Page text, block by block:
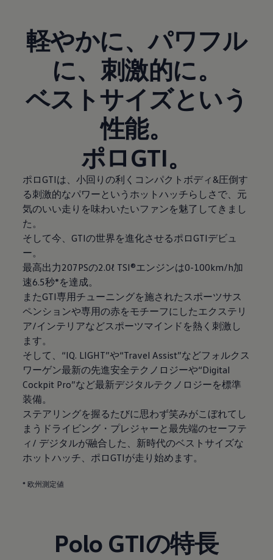
軽やかに、パワフル
に、刺激的に。
ベストサイズという
性能。
ポロGTI。
ポロGTIは、小回りの利くコンパクトボディ&圧倒す
る刺激的なパワーというホットハッチらしさで、元
気のいい走りを味わいたいファンを魅了してきまし
た。
そして今、GTIの世界を進化させるポロGTIデビュ
ー。
最高出力207PSの2.0ℓ TSI®エンジンは0-100km/h加
速6.5秒*を達成。
またGTI専用チューニングを施されたスポーツサス
ペンションや専用の赤をモチーフにしたエクステリ
ア/インテリアなどスポーツマインドを熱く刺激し
ます。
そして、“IQ. LIGHT”や“Travel Assist”などフォルクス
ワーゲン最新の先進安全テクノロジーや“Digital
Cockpit Pro”など最新デジタルテクノロジーを標準
装備。
ステアリングを握るたびに思わず笑みがこぼれてし
まうドライビング・プレジャーと最先端のセーフテ
ィ/ デジタルが融合した、新時代のベストサイズな
ホットハッチ、ポロGTIが走り始めます。
* 欧州測定値
Polo GTIの特長